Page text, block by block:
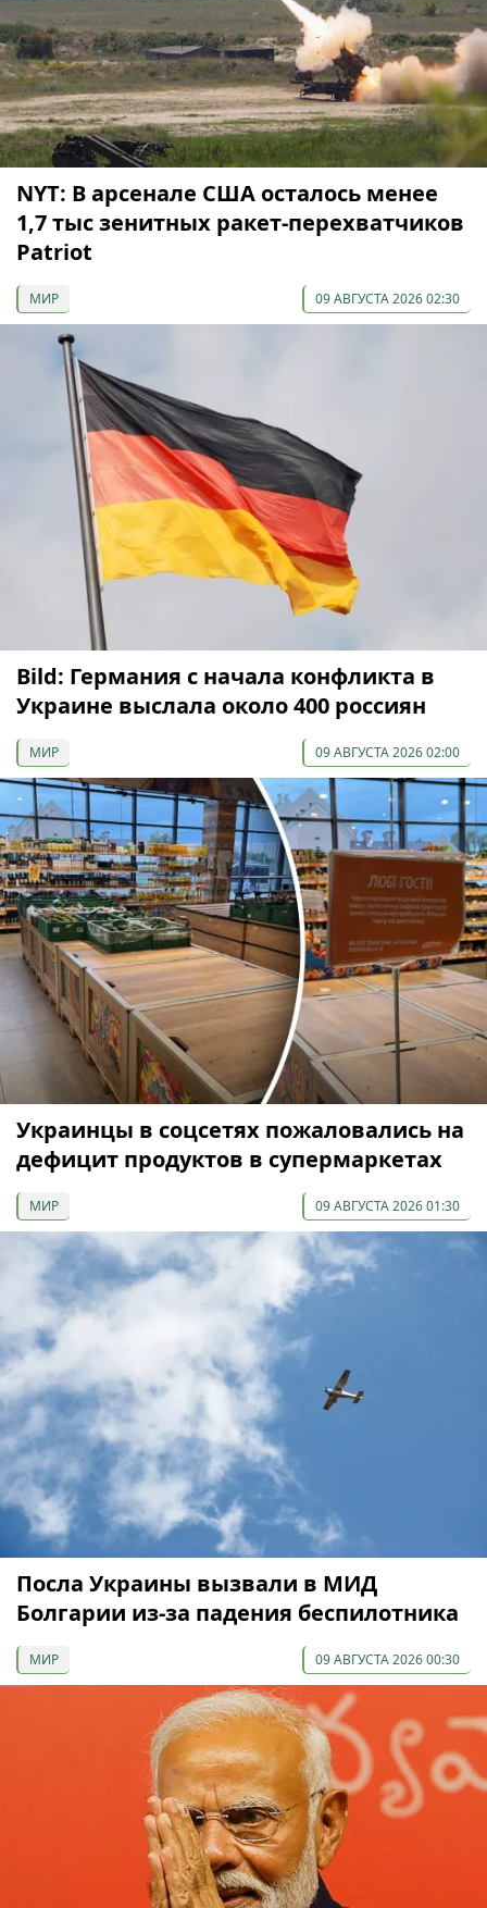
NYT: В арсенале США осталось менее
1,7 тыс зенитных ракет-перехватчиков
Patriot
МИР 09 АВГУСТА 2026 02:30
Bild: Германия с начала конфликта в
Украине выслала около 400 россиян
МИР 09 АВГУСТА 2026 02:00
Украинцы в соцсетях пожаловались на
дефицит продуктов в супермаркетах
МИР 09 АВГУСТА 2026 01:30
Посла Украины вызвали в МИД
Болгарии из-за падения беспилотника
МИР 09 АВГУСТА 2026 00:30